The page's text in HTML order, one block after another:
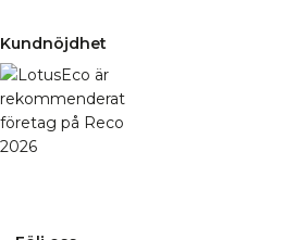
Kundnöjdhet